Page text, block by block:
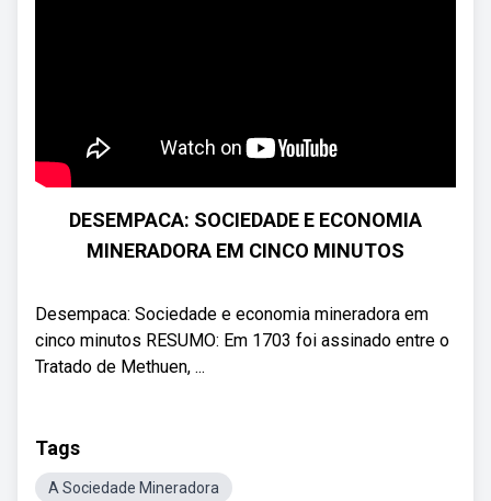
DESEMPACA: SOCIEDADE E ECONOMIA
MINERADORA EM CINCO MINUTOS
Desempaca: Sociedade e economia mineradora em
cinco minutos RESUMO: Em 1703 foi assinado entre o
Tratado de Methuen, ...
Tags
A Sociedade Mineradora